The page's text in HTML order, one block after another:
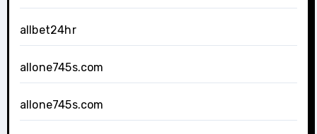
allbet24hr
allone745s.com
allone745s.com